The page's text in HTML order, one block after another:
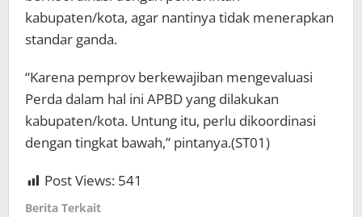
kabupaten/kota, agar nantinya tidak menerapkan
standar ganda.
“Karena pemprov berkewajiban mengevaluasi
Perda dalam hal ini APBD yang dilakukan
kabupaten/kota. Untung itu, perlu dikoordinasi
dengan tingkat bawah,” pintanya.(ST01)
Post Views: 541
Berita Terkait